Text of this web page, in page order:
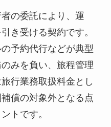
の委託により、運
き受ける契約です。
予約代行などが典型
みを負い、旅程管理
行業務取扱料金とし
償の対象外となる点
トです。